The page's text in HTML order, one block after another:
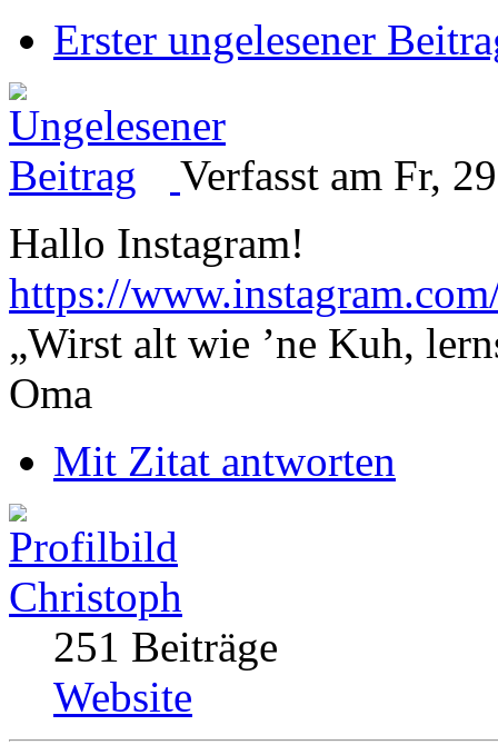
Erster ungelesener
Verfasst am Fr,
Hallo Instagram!
https://
„Wirst alt wie ’ne Kuh,
Oma
Mit Zitat antworten
Christoph
251 Beiträge
Website